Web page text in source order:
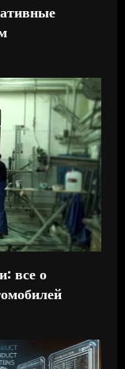
все о